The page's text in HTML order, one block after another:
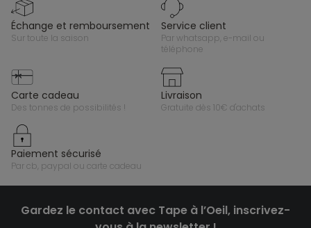
échange et remboursement
sur toute la saison
service client
par whatsapp, e-mail ou
téléphone
carte cadeau
des tonnes de possibilités !
livraison
gratuite dès 10€ d'achats
paiement sécurisé
par cb, paypal ou carte cadeau
Gardez le contact avec Tape à l’Oeil, inscrivez-